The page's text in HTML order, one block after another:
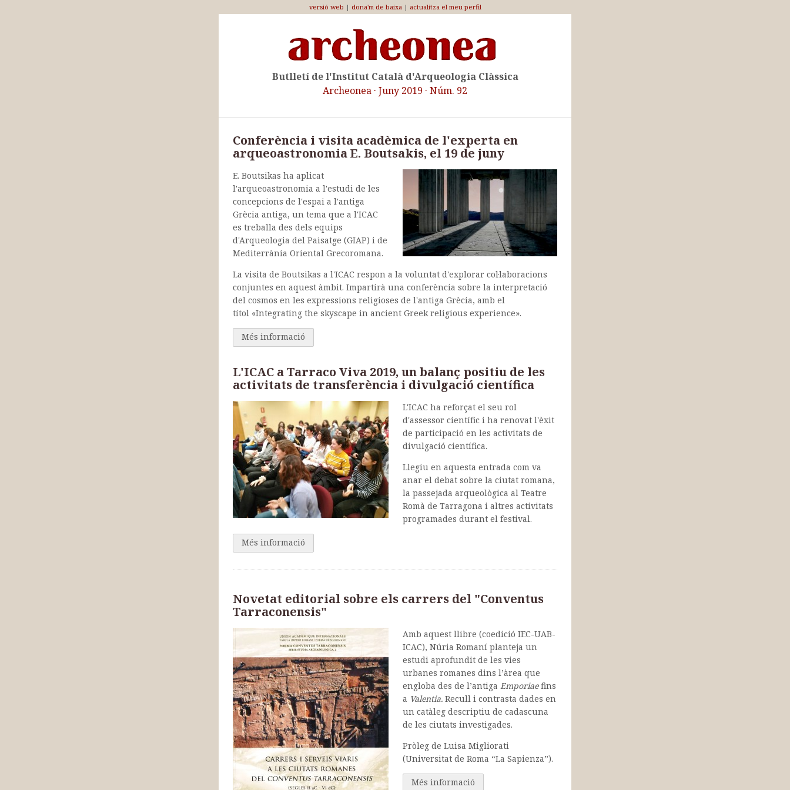
versió web | dona'm de baixa| actualitza el meu perfil
Butlletí de l'Institut Català d'Arqueologia Clàssica
Archeonea · Juny 2019 · Núm. 92
Conferència i visita acadèmica de l'experta en
arqueoastronomia E. Boutsakis, el 19 de juny
E. Boutsikas ha aplicat
l'arqueoastronomia a l'estudi de les
concepcions de l'espai a l'antiga
Grècia antiga, un tema que a l'ICAC
es treballa des dels equips
d'Arqueologia del Paisatge (GIAP) i de
Mediterrània Oriental Grecoromana.
La visita de Boutsikas a l'ICAC respon a la voluntat d'explorar col·laboracions
conjuntes en aquest àmbit. Impartirà una conferència sobre la interpretació
del cosmos en les expressions religioses de l'antiga Grècia, amb el
títol «Integrating the skyscape in ancient Greek religious experience».
Més informació
L'ICAC a Tarraco Viva 2019, un balanç positiu de les
activitats de transferència i divulgació científica
L'ICAC ha reforçat el seu rol
d'assessor científic i ha renovat l'èxit
de participació en les activitats de
divulgació científica.
Llegiu en aquesta entrada com va
anar el debat sobre la ciutat romana,
la passejada arqueològica al Teatre
Romà de Tarragona i altres activitats
programades durant el festival.
Més informació
Novetat editorial sobre els carrers del "Conventus
Tarraconensis"
Amb aquest llibre (coedició IEC-UAB-
ICAC), Núria Romaní planteja un
estudi aprofundit de les vies
urbanes romanes dins l’àrea que
engloba des de l’antiga Emporiaefins
a Valentia. Recull i contrasta dades en
un catàleg descriptiu de cadascuna
de les ciutats investigades.
Pròleg de Luisa Migliorati
(Universitat de Roma “La Sapienza”).
Més informació